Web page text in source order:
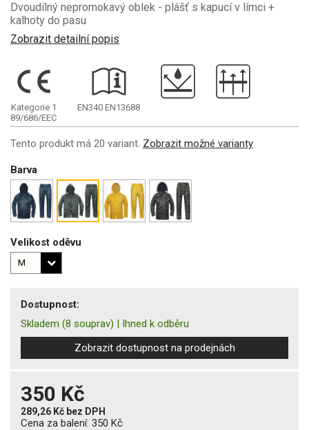
Dvoudílný nepromokavý oblek - plášť s kapucí v límci +
kalhoty do pasu
Zobrazit detailní popis
Kategorie 1
89/686/EEC
EN340 EN13688
Tento produkt má 20 variant. Zobrazit možné varianty
Barva
Velikost oděvu
Dostupnost:
Skladem (8 souprav) | Ihned k odběru
Zobrazit dostupnost na prodejnách
350 Kč
289,26 Kč bez DPH
Cena za balení: 350 Kč